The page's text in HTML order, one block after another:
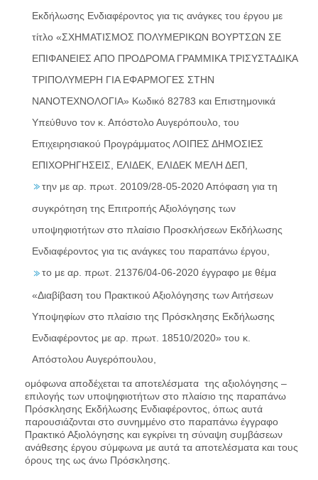
Εκδήλωσης Ενδιαφέροντος για τις ανάγκες του έργου με
τίτλο «ΣΧΗΜΑΤΙΣΜΟΣ ΠΟΛΥΜΕΡΙΚΩΝ ΒΟΥΡΤΣΩΝ ΣΕ
ΕΠΙΦΑΝΕΙΕΣ ΑΠΟ ΠΡΟΔΡΟΜΑ ΓΡΑΜΜΙΚΑ ΤΡΙΣΥΣΤΑΔΙΚΑ
ΤΡΙΠΟΛΥΜΕΡΗ ΓΙΑ ΕΦΑΡΜΟΓΕΣ ΣΤΗΝ
ΝΑΝΟΤΕΧΝΟΛΟΓΙΑ» Κωδικό 82783 και Επιστημονικά
Υπεύθυνο τον κ. Απόστολο Αυγερόπουλο, του
Επιχειρησιακού Προγράμματος ΛΟΙΠΕΣ ΔΗΜΟΣΙΕΣ
ΕΠΙΧΟΡΗΓΗΣΕΙΣ, ΕΛΙΔΕΚ, ΕΛΙΔΕΚ ΜΕΛΗ ΔΕΠ,
την με αρ. πρωτ. 20109/28-05-2020 Απόφαση για τη
συγκρότηση της Επιτροπής Αξιολόγησης των
υποψηφιοτήτων στο πλαίσιο Προσκλήσεων Εκδήλωσης
Ενδιαφέροντος για τις ανάγκες του παραπάνω έργου,
το με αρ. πρωτ. 21376/04-06-2020 έγγραφο με θέμα
«Διαβίβαση του Πρακτικού Αξιολόγησης των Αιτήσεων
Υποψηφίων στο πλαίσιο της Πρόσκλησης Εκδήλωσης
Ενδιαφέροντος με αρ. πρωτ. 18510/2020» του κ.
Απόστολου Αυγερόπουλου,
ομόφωνα αποδέχεται τα αποτελέσματα της αξιολόγησης –
επιλογής των υποψηφιοτήτων στο πλαίσιο της παραπάνω
Πρόσκλησης Εκδήλωσης Ενδιαφέροντος, όπως αυτά
παρουσιάζονται στο συνημμένο στο παραπάνω έγγραφο
Πρακτικό Αξιολόγησης και εγκρίνει τη σύναψη συμβάσεων
ανάθεσης έργου σύμφωνα με αυτά τα αποτελέσματα και τους
όρους της ως άνω Πρόσκλησης.